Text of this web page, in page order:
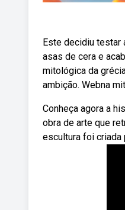
Este decidiu testar
asas de cera e
mitológica da
ambição. Webna
Conheça agora a
obra de arte que
escultura foi criada